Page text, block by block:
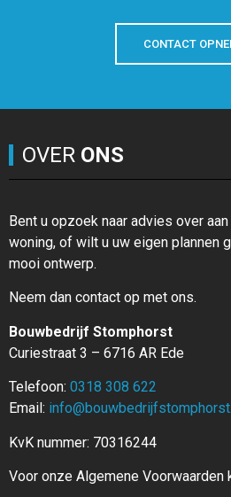
CONTACT
OVER ONS
Bent u opzoek naar advies over
woning, of wilt u uw eigen plannen
mooi ontwerp.
Neem dan contact op met ons.
Bouwbedrijf Stomphorst
Curiestraat 3 – 6716 AR Ede
Telefoon: 0318 308 622
Email:
KvK nummer: 70316244
Voor onze Algemene Voorwaarden